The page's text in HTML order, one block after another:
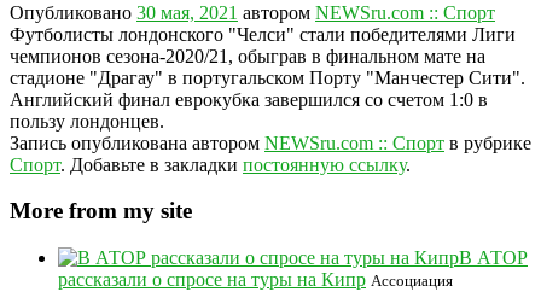
Опубликовано 30 мая, 2021 автором NEWSru.com :: Спорт
Футболисты лондонского "Челси" стали победителями Лиги
чемпионов сезона-2020/21, обыграв в финальном мате на
стадионе "Драгау" в португальском Порту "Манчестер Сити".
Английский финал еврокубка завершился со счетом 1:0 в
пользу лондонцев.
Запись опубликована автором NEWSru.com :: Спорт в рубрике
Спорт. Добавьте в закладки постоянную ссылку.
More from my site
В АТОР
рассказали о спросе на туры на Кипр Ассоциация